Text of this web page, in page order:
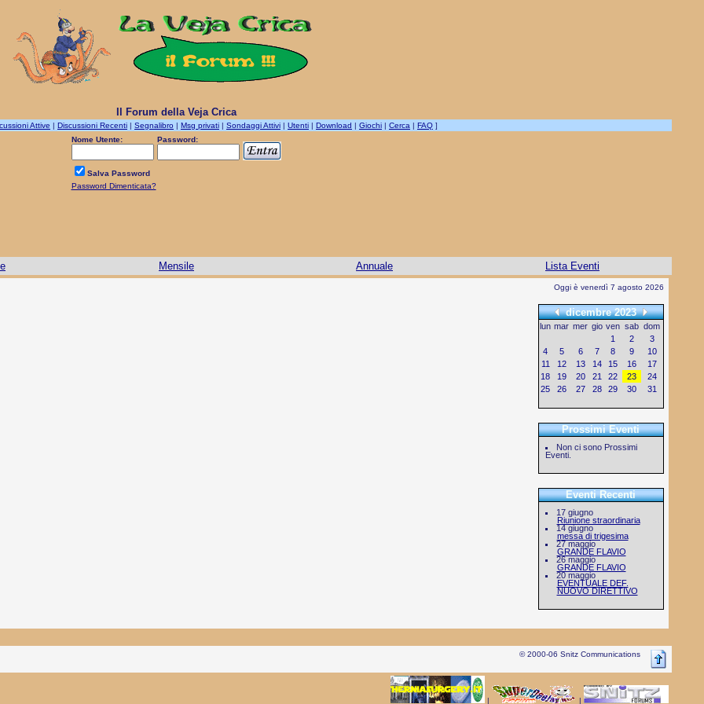
Il Forum della Veja Crica
Attive | Discussioni Recenti | Segnalibro | Msg privati | Sondaggi Attivi | Utenti | Download | Giochi | Cerca | FAQ ]
Nome Utente:
Password:
Salva Password
Password Dimenticata?
Mensile Annuale Lista Eventi
Oggi è venerdì 7 agosto 2026
dicembre 2023
lun mar mer gio ven sab dom
1
2
3
4
5 6 7 8 9
10
11
12 13 14 15 16
17
18
19 20 21 22 23
24
25
26 27 28 29 30 31
Prossimi Eventi
Non ci sono Prossimi
Eventi.
Eventi Recenti
17 giugno
Riunione straordinaria
14 giugno
messa di trigesima
27 maggio
GRANDE FLAVIO
26 maggio
GRANDE FLAVIO
20 maggio
EVENTUALE DEF.
NUOVO DIRETTIVO
© 2000-06 Snitz Communications
| |